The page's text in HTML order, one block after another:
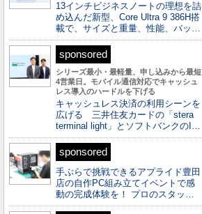
13インチビジネスノートの理想を詰
め込んだ新型、Core Ultra 9 386H搭
載で、サイズと重量、性能、バッ…
sponsored
シリーズ最小・最軽量、申し込みから最短
4営業日。モバイル通信対応でキャッシュ
レス導入のハードルを下げる
キャッシュレス決済の利用シーンを
広げる 三井住友カードの「stera
terminal light」とソフトバンクのI…
sponsored
手ぶらで挑戦できるアプライド豊田
店の自作PC組み立てイベントで感
動の完成体験を！ プロのスタッ…